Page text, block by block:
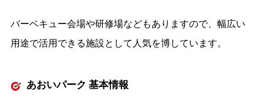
バーベキュー会場や研修場などもありますので、幅広い
用途で活用できる施設として人気を博しています。
あおいパーク 基本情報